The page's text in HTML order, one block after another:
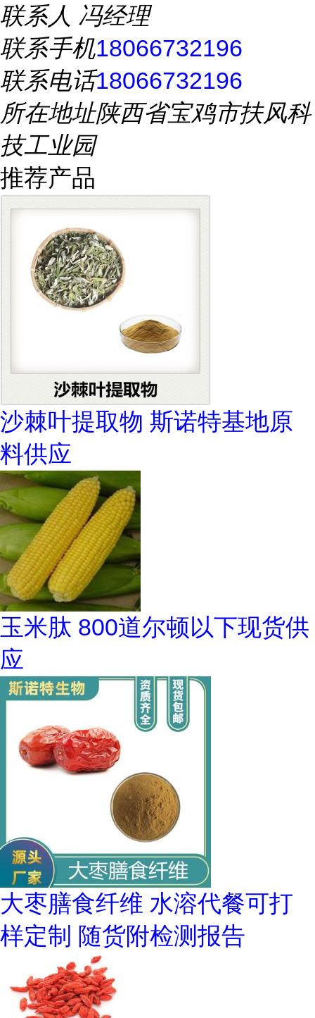
联系人 冯经理
联系手机18066732196
联系电话18066732196
所在地址陕西省宝鸡市扶风科
技工业园
推荐产品
沙棘叶提取物 斯诺特基地原
料供应
玉米肽 800道尔顿以下现货供
应
大枣膳食纤维 水溶代餐可打
样定制 随货附检测报告